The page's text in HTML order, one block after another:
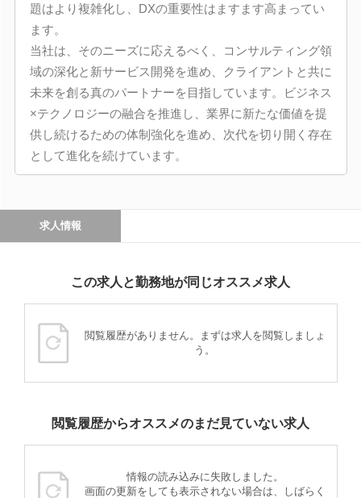
題はより複雑化し、DXの重要性はますます高まってい
ます。
当社は、そのニーズに応えるべく、コンサルティング領
域の深化と新サービス開発を進め、クライアントと共に
未来を創る真のパートナーを目指しています。ビジネス
×テクノロジーの融合を推進し、業界に新たな価値を提
供し続けるための体制強化を進め、次代を切り開く存在
として進化を続けています。
求人情報
この求人と勤務地が同じオススメ求人
閲覧履歴がありません。まずは求人を閲覧しましょ
う。
閲覧履歴からオススメのまだ見ていない求人
情報の読み込みに失敗しました。
画面の更新をしても表示されない場合は、しばらく